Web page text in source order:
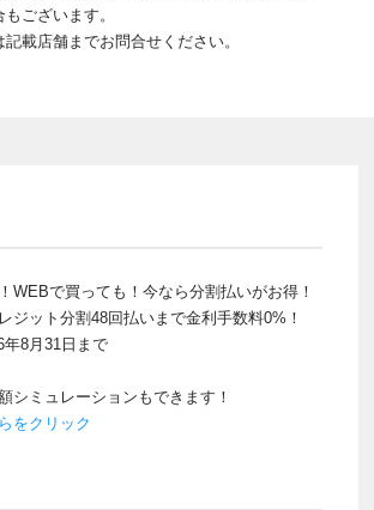
ございます。
載店舗までお問合せください。
WEBで買っても！今なら分割払いがお得！
ジット分割48回払いまで金利手数料0%！
8月31日まで
シミュレーションもできます！
をクリック